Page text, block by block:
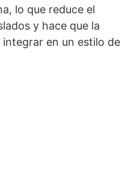
lo que reduce el
y hace que la
en un estilo de